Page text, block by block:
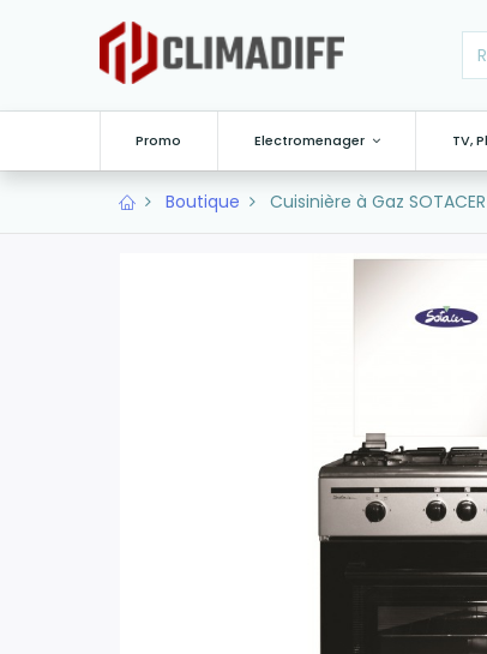
Promo Electromenager TV,
Boutique Cuisinière à Gaz